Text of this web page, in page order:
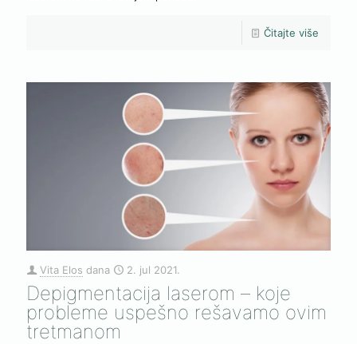
Čitajte više
Vita Elos dana 2. jul 2021.
Depigmentacija laserom – koje
probleme uspešno rešavamo ovim
tretmanom